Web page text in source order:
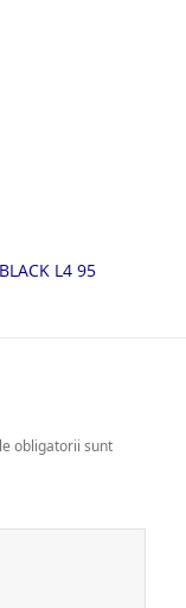
L4 95
obligatorii sunt